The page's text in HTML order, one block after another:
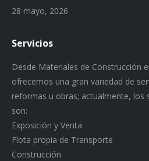
28 mayo, 2026
Servicios
Desde Materiales de Construcción
ofrecemos una gran variedad de
reformas u obras; actualmente, los
son:
Exposición y Venta
Flota propia de Transporte
Construcción